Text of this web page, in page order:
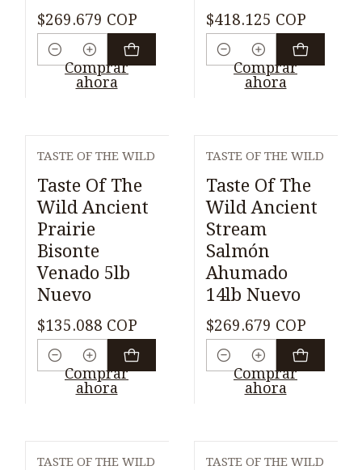
$269.679 COP
Cantidad
Comprar
ahora
$418.125 COP
Cantidad
Comprar
ahora
TASTE OF THE WILD
Taste Of The
Wild Ancient
Prairie
Bisonte
Venado 5lb
Nuevo
$135.088 COP
Cantidad
Comprar
ahora
TASTE OF THE WILD
Taste Of The
Wild Ancient
Stream
Salmón
Ahumado
14lb Nuevo
$269.679 COP
Cantidad
Comprar
ahora
TASTE OF THE WILD TASTE OF THE WILD